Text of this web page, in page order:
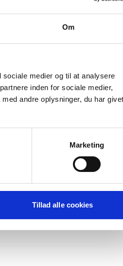
Om
medier og til at analysere
inden for sociale medier,
andre oplysninger, du har
Marketing
Tillad alle cookies